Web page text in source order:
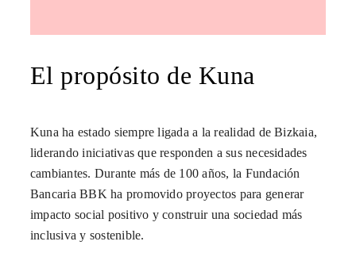
El propósito de Kuna
Kuna ha estado siempre ligada a la realidad de Bizkaia,
liderando iniciativas que responden a sus necesidades
cambiantes. Durante más de 100 años, la Fundación
Bancaria BBK ha promovido proyectos para generar
impacto social positivo y construir una sociedad más
inclusiva y sostenible.